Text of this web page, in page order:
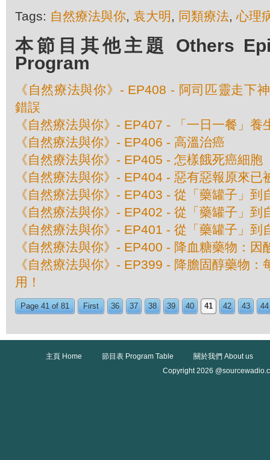
Tags: 自然療法與你, 袁大明 , 同類療法,心理
本節目其他主題 Others
Program
《自然療法與你》- EP408 - 阿司匹靈走下
錯誤
《自然療法與你》- EP407 - 「一日一餐」養
《自然療法與你》- EP406 - 高溫治癌
《自然療法與你》- EP405 - 怎樣餓死癌細胞
《自然療法與你》- EP404 - 惡有惡報原來已
《自然療法與你》- EP403 - 從「藥罐子」到
《自然療法與你》- EP402 - 從「藥罐子」到
《自然療法與你》- EP401 - 從「藥罐子」到
《自然療法與你》- EP400 - 降血糖藥物：因
《自然療法與你》- EP399 - 降膽固醇藥物
用！
Page 41 of 81 First 36 37 38 39 40 41 42 43 44
主頁 Home 節目表 Program Table
關於我們 About us
Copyright 2026